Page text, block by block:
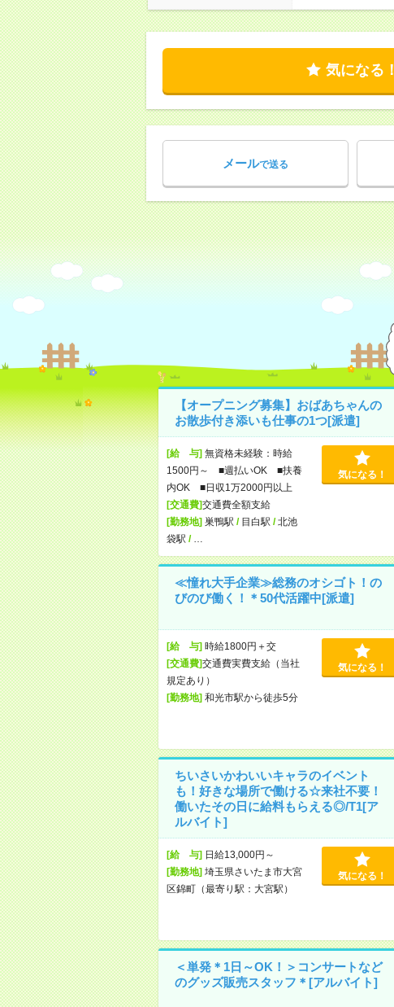
気になる！
メールで送る
【オープニング募集】おばあちゃんの
お散歩付き添いも仕事の1つ[派遣]
[給 与]無資格未経験：時給
1500円～ ■週払いOK ■扶養
内OK ■日収1万2000円以上
[交通費]交通費全額支給
[勤務地]巣鴨駅 / 目白駅 /北池
袋駅 /
気になる！
≪憧れ大手企業≫総務のオシゴト！の
びのび働く！＊50代活躍中[派遣]
[給 与]時給1800円＋交
[交通費]交通費実費支給（当社
規定あり）
[勤務地]和光市駅から徒歩5分
気になる！
ちいさいかわいいキャラのイベント
も！好きな場所で働ける☆来社不要！
働いたその日に給料もらえる◎/T1[ア
ルバイト]
[給 与]日給13,000円～
[勤務地]埼玉県さいたま市大宮
区錦町（最寄り駅：大宮駅）
気になる！
＜単発＊1日～OK！＞コンサートなど
のグッズ販売スタッフ＊[アルバイト]